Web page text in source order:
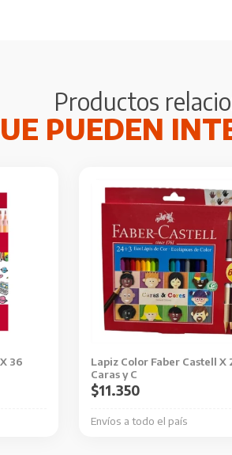
Productos
36
Lapiz Color Faber Castell X
Caras y C
Envíos a todo el país
$11.350